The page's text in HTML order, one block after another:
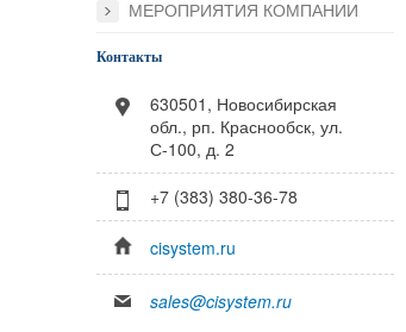
МЕРОПРИЯТИЯ КОМПАНИИ
Контакты
630501, Новосибирская
обл., рп. Краснообск, ул.
С-100, д. 2
+7 (383) 380-36-78
cisystem.ru
sales@cisystem.ru